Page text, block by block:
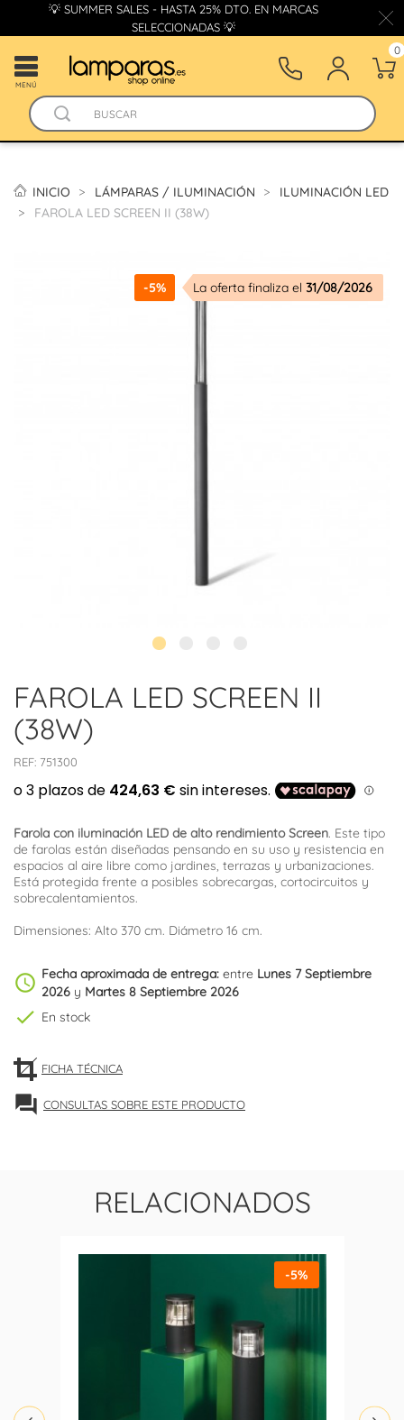
💡 SUMMER SALES - HASTA 25% DTO. EN MARCAS
SELECCIONADAS 💡
MENÚ
0
INICIO LÁMPARAS / ILUMINACIÓN
ILUMINACIÓN LED
FAROLA LED SCREEN II (38W)
-5% La oferta finaliza el 31/08/2026
FAROLA LED SCREEN II
(38W)
REF: 751300
Farola con iluminación LED de alto rendimiento Screen. Este tipo
de farolas están diseñadas pensando en su uso y resistencia en
espacios al aire libre como jardines, terrazas y urbanizaciones.
Está protegida frente a posibles sobrecargas, cortocircuitos y
sobrecalentamientos.
Dimensiones: Alto 370 cm. Diámetro 16 cm.
schedule Fecha aproximada de entrega: entre Lunes 7 Septiembre
2026 y Martes 8 Septiembre 2026
check En stock
FICHA TÉCNICA
forum CONSULTAS SOBRE ESTE PRODUCTO
RELACIONADOS
-5%